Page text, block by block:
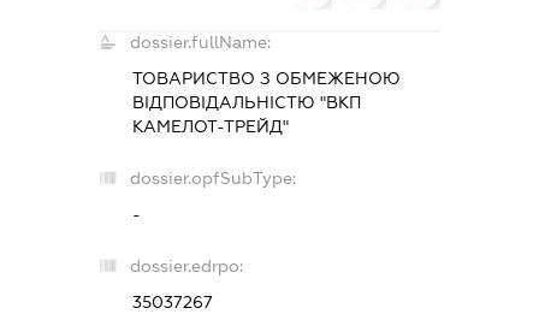
dossier.fullName:
ТОВАРИСТВО З ОБМЕЖЕНОЮ
ВІДПОВІДАЛЬНІСТЮ "ВКП
КАМЕЛОТ-ТРЕЙД"
dossier.opfSubType:
-
dossier.edrpo:
35037267